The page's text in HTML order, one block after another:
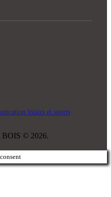
loisirs et sports
© 2026.